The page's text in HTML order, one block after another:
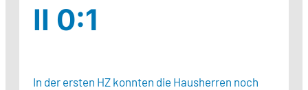
II 0:1
In der ersten HZ konnten die Hausherren noch